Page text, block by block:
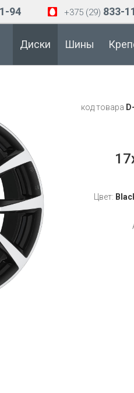
94 +375 (29) 833-
Диски Шины
код товара
Цвет: